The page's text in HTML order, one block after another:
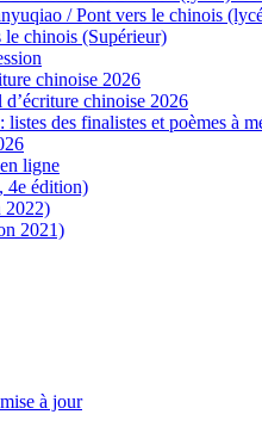
/ Pont vers le chinois
chinois (Supérieur)
chinoise 2026
chinoise 2026
des finalistes et poèmes à
ligne
4e édition)
2022)
2021)
à jour